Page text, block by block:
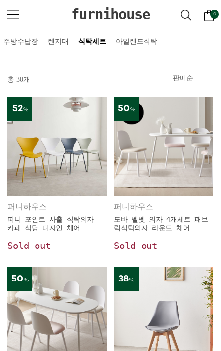
0
furnihouse
주방수납장 렌지대 식탁세트 아일랜드식탁
총 30개
52%
퍼니하우스
피니 포인트 사출 식탁의자
카페 식당 디자인 체어
Sold out
50%
퍼니하우스
도바 벨벳 의자 4개세트 패브
릭식탁의자 라운드 체어
Sold out
50% 38%